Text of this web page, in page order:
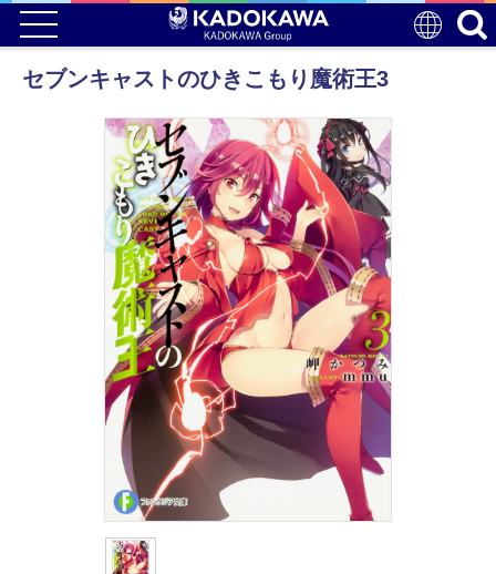
セブンキャストのひきこもり魔術王3